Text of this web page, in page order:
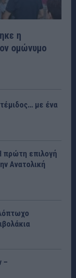
η
ομώνυμο
με ένα
πρώτη επιλογή
Ανατολική
–